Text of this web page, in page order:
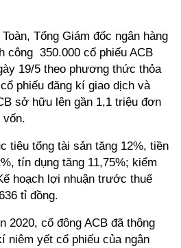
Tổng Giám đốc ngân hàng
công 350.000 cổ phiếu ACB
19/5 theo phương thức thỏa
phiếu đăng kí giao dịch và
sở hữu lên gần 1,1 triệu đơn
tiêu tổng tài sản tăng 12%, tiền
tín dụng tăng 11,75%; kiểm
hoạch lợi nhuận trước thuế
tỉ đồng.
cổ đông ACB đã thông
niêm yết cổ phiếu của ngân